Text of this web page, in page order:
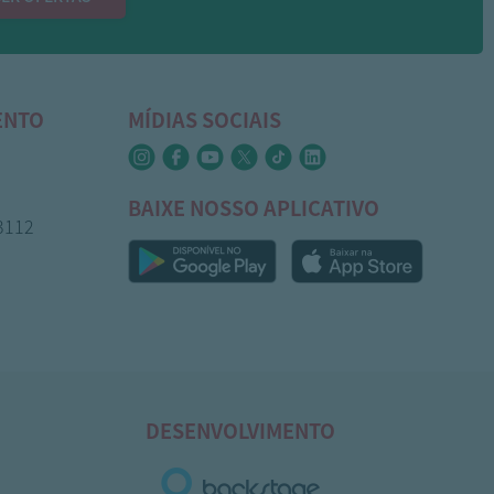
MÍDIAS SOCIAIS
BAIXE NOSSO APLICATIVO
DESENVOLVIMENTO